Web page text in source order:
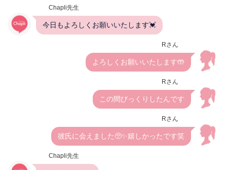
Chapli先生
今日もよろしくお願いいたします💓
Rさん
よろしくお願いいたします🤲
Rさん
この間びっくりしたんです
Rさん
彼氏に会えました🥺✨嬉しかったです笑
Chapli先生